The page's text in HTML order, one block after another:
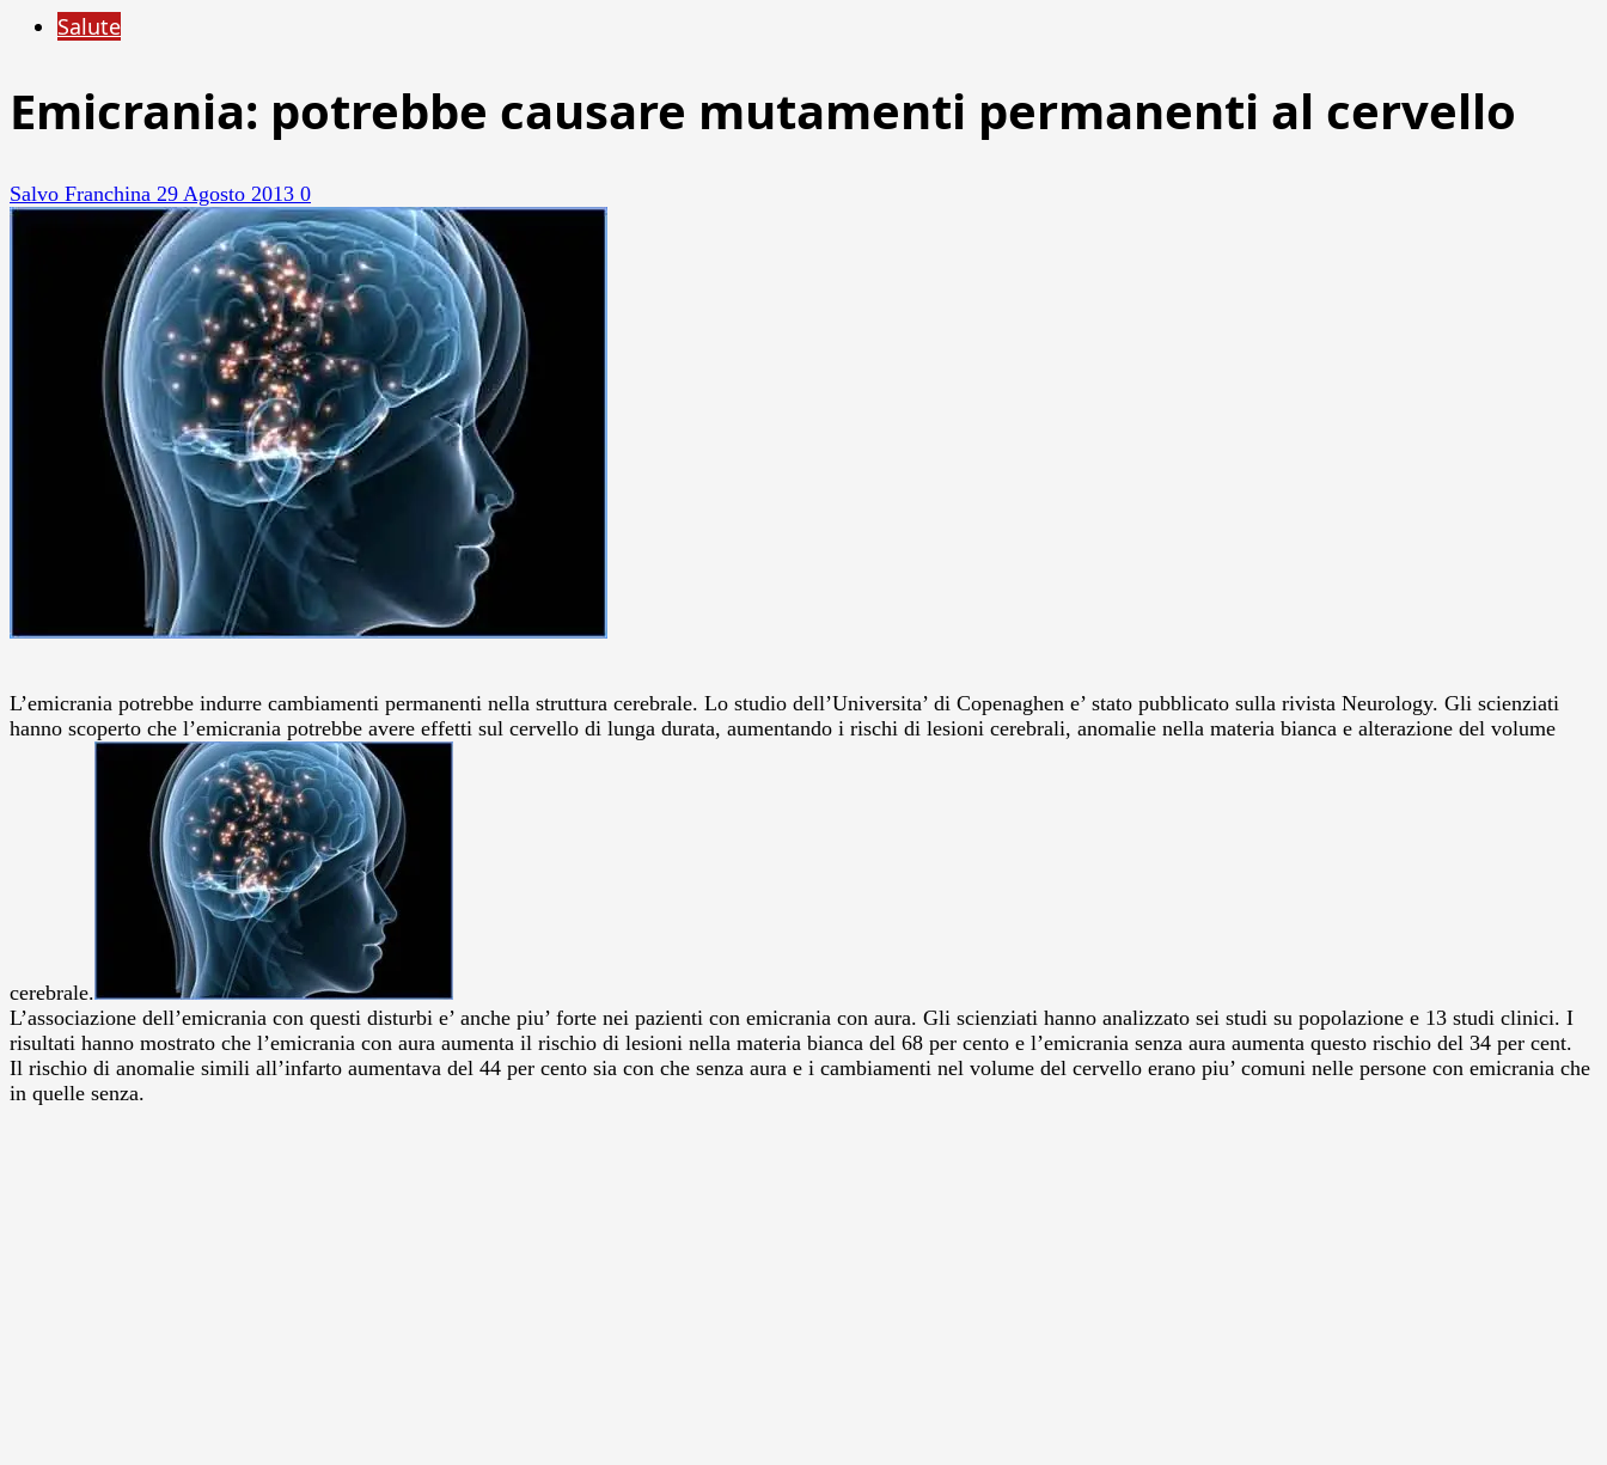
Salute
Emicrania: potrebbe causare mutamenti permanenti al cervello
Salvo Franchina 29 Agosto 2013 0
L’emicrania potrebbe indurre cambiamenti permanenti nella struttura cerebrale. Lo studio dell’Universita’ di Copenaghen e’ stato pubblicato sulla rivista Neurology. Gli scienziati
hanno scoperto che l’emicrania potrebbe avere effetti sul cervello di lunga durata, aumentando i rischi di lesioni cerebrali, anomalie nella materia bianca e alterazione del volume
cerebrale.
L’associazione dell’emicrania con questi disturbi e’ anche piu’ forte nei pazienti con emicrania con aura. Gli scienziati hanno analizzato sei studi su popolazione e 13 studi clinici. I
risultati hanno mostrato che l’emicrania con aura aumenta il rischio di lesioni nella materia bianca del 68 per cento e l’emicrania senza aura aumenta questo rischio del 34 per cent.
Il rischio di anomalie simili all’infarto aumentava del 44 per cento sia con che senza aura e i cambiamenti nel volume del cervello erano piu’ comuni nelle persone con emicrania che
in quelle senza.